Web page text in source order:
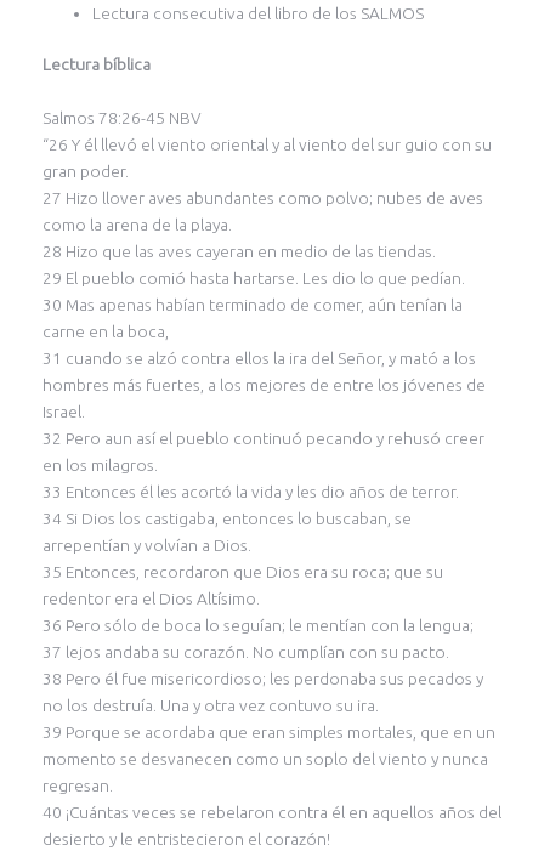
Lectura consecutiva del libro de los SALMOS
Lectura bíblica
Salmos 78:26-45 NBV
“26 Y él llevó el viento oriental y al viento del sur guio con su
gran poder.
27 Hizo llover aves abundantes como polvo; nubes de aves
como la arena de la playa.
28 Hizo que las aves cayeran en medio de las tiendas.
29 El pueblo comió hasta hartarse. Les dio lo que pedían.
30 Mas apenas habían terminado de comer, aún tenían la
carne en la boca,
31 cuando se alzó contra ellos la ira del Señor, y mató a los
hombres más fuertes, a los mejores de entre los jóvenes de
Israel.
32 Pero aun así el pueblo continuó pecando y rehusó creer
en los milagros.
33 Entonces él les acortó la vida y les dio años de terror.
34 Si Dios los castigaba, entonces lo buscaban, se
arrepentían y volvían a Dios.
35 Entonces, recordaron que Dios era su roca; que su
redentor era el Dios Altísimo.
36 Pero sólo de boca lo seguían; le mentían con la lengua;
37 lejos andaba su corazón. No cumplían con su pacto.
38 Pero él fue misericordioso; les perdonaba sus pecados y
no los destruía. Una y otra vez contuvo su ira.
39 Porque se acordaba que eran simples mortales, que en un
momento se desvanecen como un soplo del viento y nunca
regresan.
40 ¡Cuántas veces se rebelaron contra él en aquellos años del
desierto y le entristecieron el corazón!